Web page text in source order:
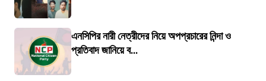
এনসিপির নারী নেত্রীদের নিয়ে অপপ্রচারের নিন্দা ও
প্রতিবাদ জানিয়ে ব...